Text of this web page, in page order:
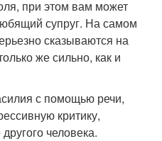
при этом вам может
супруг. На самом
сказываются на
же сильно, как и
с помощью речи,
критику,
человека.